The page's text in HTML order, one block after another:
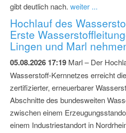
gibt deutlich nach. weiter ...
Hochlauf des
Erste
Lingen und Marl
05.08.2026 17:19 Marl – Der
Wasserstoff-Kernnetzes erreicht
zertifizierter, erneuerbarer
Abschnitte des bundesweiten
zwischen einem
einem Industriestandort in